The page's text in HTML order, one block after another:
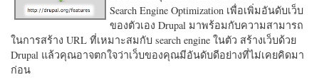
Search Engine Optimization เพื่อเพิ่มอันดับเว็บ
ของตัวเอง Drupal มาพร้อมกับความสามารถ
ในการสร้าง URL ที่เหมาะสมกับ search engine ในตัว สร้างเว็บด้วย
Drupal แล้วคุณอาจตกใจว่าเว็บของคุณมีอันดับดีอย่างที่ไม่เคยคิดมา
ก่อน